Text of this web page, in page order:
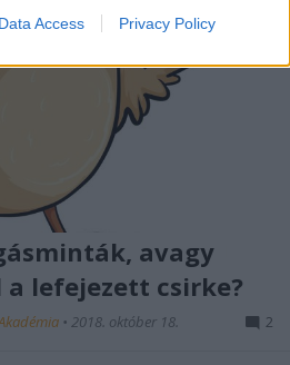
Data Access Privacy Policy
avagy
lefejezett csirke?
• 2018. október 18. 2